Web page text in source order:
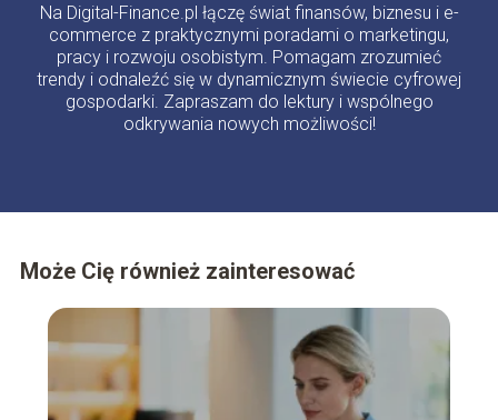
Na Digital-Finance.pl łączę świat finansów, biznesu i e-
commerce z praktycznymi poradami o marketingu,
pracy i rozwoju osobistym. Pomagam zrozumieć
trendy i odnaleźć się w dynamicznym świecie cyfrowej
gospodarki. Zapraszam do lektury i wspólnego
odkrywania nowych możliwości!
Może Cię również zainteresować